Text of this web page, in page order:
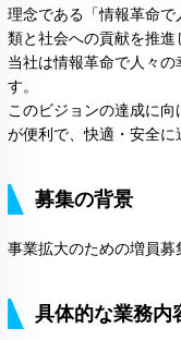
理念である「情報革命
類と社会への貢献を推進
当社は情報革命で人々
す。
このビジョンの達成に
が便利で、快適・安全に
募集の背景
事業拡大のための増員募
具体的な業務内